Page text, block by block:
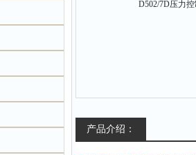
产品介绍：